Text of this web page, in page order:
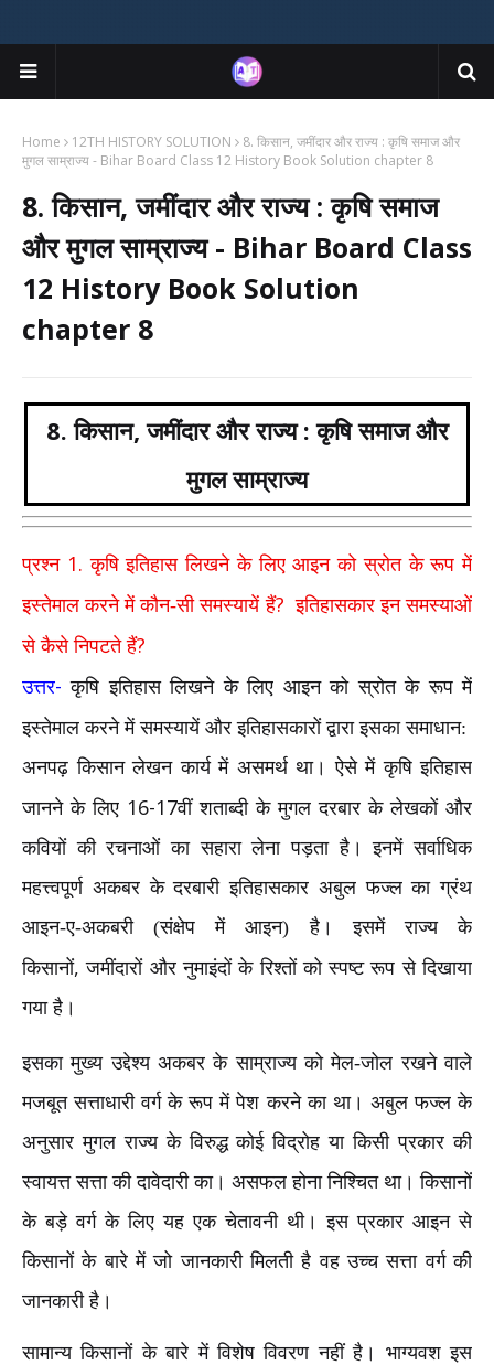
Home 12TH HISTORY SOLUTION
8. किसान, जमींदार और राज्य : कृषि समाज और
मुगल साम्राज्य - Bihar Board Class 12 History Book Solution chapter 8
8. किसान, जमींदार और राज्य : कृषि समाज
और मुगल साम्राज्य - Bihar Board Class
12 History Book Solution
chapter 8
8. किसान, जमींदार और राज्य : कृषि समाज और
मुगल साम्राज्य
प्रश्न 1.कृषि इतिहास लिखने के लिए आइन को स्रोत के रूप में
इस्तेमाल करने में कौन-सी समस्यायें हैं?इतिहासकार इन समस्याओं
से कैसे निपटते हैं?
उत्तर- कृषि इतिहास लिखने के लिए आइन को स्रोत के रूप में
इस्तेमाल करने में समस्यायें और इतिहासकारों द्वारा इसका समाधान:
अनपढ़ किसान लेखन कार्य में असमर्थ था। ऐसे में कृषि इतिहास
जानने के लिए 16-17वीं शताब्दी के मुगल दरबार के लेखकों और
कवियों की रचनाओं का सहारा लेना पड़ता है। इनमें सर्वाधिक
महत्त्वपूर्ण अकबर के दरबारी इतिहासकार अबुल फज्ल का ग्रंथ
आइन-ए-अकबरी (संक्षेप में आइन) है। इसमें राज्य के
किसानों,जमींदारों और नुमाइंदों के रिश्तों को स्पष्ट रूप से दिखाया
गया है।
इसका मुख्य उद्देश्य अकबर के साम्राज्य को मेल-जोल रखने वाले
मजबूत सत्ताधारी वर्ग के रूप में पेश करने का था। अबुल फज्ल के
अनुसार मुगल राज्य के विरुद्ध कोई विद्रोह या किसी प्रकार की
स्वायत्त सत्ता की दावेदारी का। असफल होना निश्चित था। किसानों
के बड़े वर्ग के लिए यह एक चेतावनी थी। इस प्रकार आइन से
किसानों के बारे में जो जानकारी मिलती है वह उच्च सत्ता वर्ग की
जानकारी है।
सामान्य किसानों के बारे में विशेष विवरण नहीं है। भाग्यवश इस